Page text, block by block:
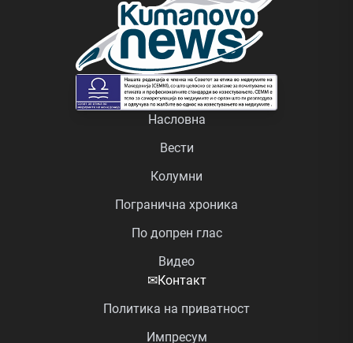
Насловна
Вести
Колумни
Погранична хроника
По допрен глас
Видео
✉Контакт
Политика на приватност
Импресум